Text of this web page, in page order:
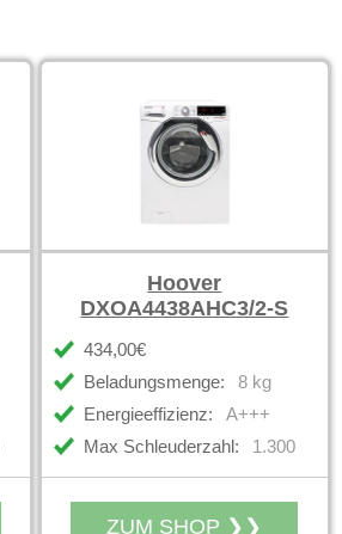
Hoover
DXOA4438AHC3/2-S
434,00€
Beladungsmenge:
8 kg
Energieeffizienz:
A+++
Max Schleuderzahl:
1.300